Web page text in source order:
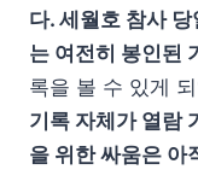
다. 세월호 참사
는 여전히 봉인된
록을 볼 수 있게
기록 자체가 열람
을 위한 싸움은 아